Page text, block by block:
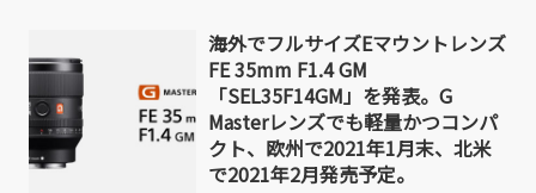
海外でフルサイズEマウントレンズ
FE 35mm F1.4 GM
「SEL35F14GM」を発表。G
Masterレンズでも軽量かつコンパ
クト、欧州で2021年1月末、北米
で2021年2月発売予定。